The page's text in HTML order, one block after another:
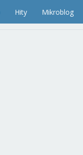
Hity Mikroblog